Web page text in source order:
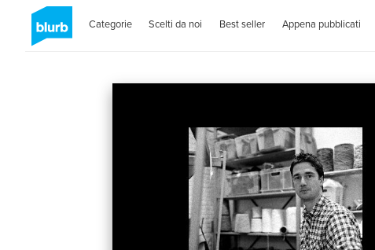
Categorie Scelti da noi Best seller Appena pubblicati